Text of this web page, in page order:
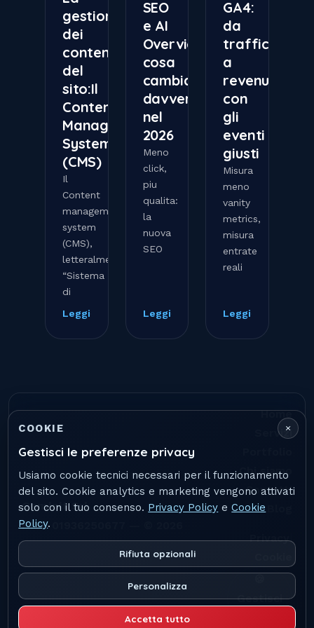
gestione
dei
contenuti
del
sito:Il
Content
Management
System
(CMS)
Il
Content
management
system
(CMS),
letteralmente
“Sistema
di
Leggi
SEO
e AI
Overview:
cosa
cambia
davvero
nel
2026
Meno
click,
piu
qualita:
la
nuova
SEO
Leggi
GA4:
da
traffico
a
revenue
con
gli
eventi
giusti
Misura
meno
vanity
metrics,
misura
entrate
reali
Leggi
Geminit Srl
P.IVA 01936250677 — © 2026
Home
Servizi
Chi siamo
Contatti
Privacy|
Gestisci
×
COOKIE
Gestisci le preferenze privacy
Usiamo cookie tecnici necessari per il funzionamento
del sito. Cookie analytics e marketing vengono attivati
solo con il tuo consenso. Privacy Policy eCookie
Policy.
Rifiuta opzionali
Personalizza
Accetta tutto